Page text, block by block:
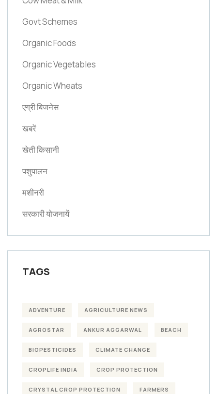
Govt Schemes
Organic Foods
Organic Vegetables
Organic Wheats
एग्री बिजनेस
खबरें
खेती किसानी
पशुपालन
मशीनरी
सरकारी योजनायें
TAGS
ADVENTURE AGRICULTURE NEWS
AGROSTAR ANKUR AGGARWAL BEACH
BIOPESTICIDES CLIMATE CHANGE
CROPLIFE INDIA CROP PROTECTION
CRYSTAL CROP PROTECTION FARMERS